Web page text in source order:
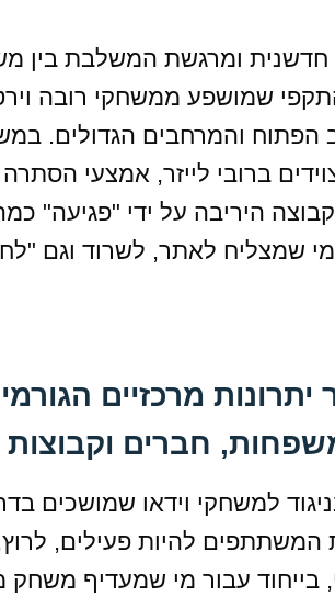
חדשנית ומרגשת המשלבת בין
שמושפע ממשחקי רובה
הפתוח והמרחבים הגדולים.
ברובי לייזר, אמצעי
היריבה על ידי "פגיעה"
מי שמצליח לאתר, לשרוד וגם
מרכזיים
חברים וקבוצות
למשחקי וידאו שמושכים
להיות פעילים,
בייחוד עבור מי שמעדיף משחק